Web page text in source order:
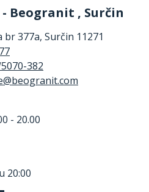
Beogranit , Surčin
377a, Surčin 11271
382
- 20.00
20:00